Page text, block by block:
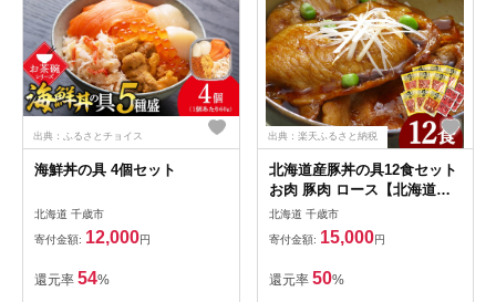
出典：ふるさとチョイス
海鮮丼の具 4個セット
北海道 千歳市
寄付金額: 12,000円
還元率 54%
出典：楽天ふるさと納税
北海道産豚丼の具12食セット
お肉 豚肉 ロース【北海道千
歳市】ギフト ふるさと納税
北海道 千歳市
寄付金額: 15,000円
還元率 50%